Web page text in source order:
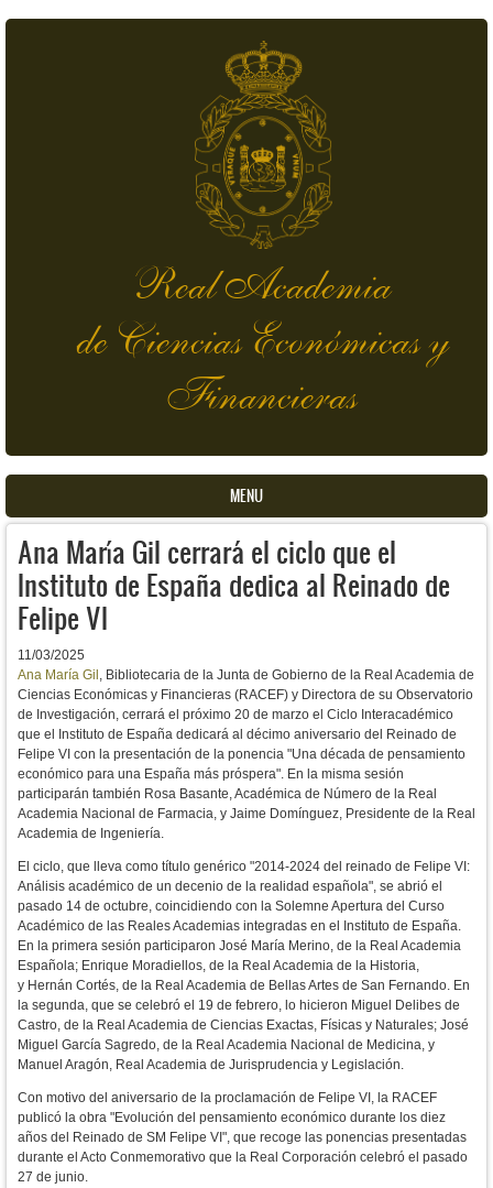
Real Academia
de Ciencias Económicas y
Financieras
MENU
Ana María Gil cerrará el ciclo que el
Instituto de España dedica al Reinado de
Felipe VI
11/03/2025
Ana María Gil , Bibliotecaria de la Junta de Gobierno de la Real Academia de
Ciencias Económicas y Financieras (RACEF) y Directora de su Observatorio
de Investigación, cerrará el próximo 20 de marzo el Ciclo Interacadémico
que el Instituto de España dedicará al décimo aniversario del Reinado de
Felipe VI con la presentación de la ponencia "Una década de pensamiento
económico para una España más próspera". En la misma sesión
participarán también Rosa Basante, Académica de Número de la Real
Academia Nacional de Farmacia, y Jaime Domínguez, Presidente de la Real
Academia de Ingeniería.
El ciclo, que lleva como título genérico "2014-2024 del reinado de Felipe VI:
Análisis académico de un decenio de la realidad española", se abrió el
pasado 14 de octubre, coincidiendo con la Solemne Apertura del Curso
Académico de las Reales Academias integradas en el Instituto de España.
En la primera sesión participaron José María Merino, de la Real Academia
Española; Enrique Moradiellos, de la Real Academia de la Historia,
y Hernán Cortés, de la Real Academia de Bellas Artes de San Fernando. En
la segunda, que se celebró el 19 de febrero, lo hicieron Miguel Delibes de
Castro, de la Real Academia de Ciencias Exactas, Físicas y Naturales; José
Miguel García Sagredo, de la Real Academia Nacional de Medicina, y
Manuel Aragón, Real Academia de Jurisprudencia y Legislación.
Con motivo del aniversario de la proclamación de Felipe VI, la RACEF
publicó la obra "Evolución del pensamiento económico durante los diez
años del Reinado de SM Felipe VI", que recoge las ponencias presentadas
durante el Acto Conmemorativo que la Real Corporación celebró el pasado
27 de junio.